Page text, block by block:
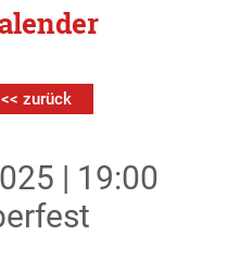
<< zurück
| 19:00